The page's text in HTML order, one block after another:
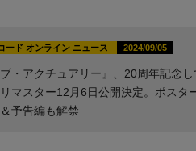
ード オンライン ニュース 2024/09/05
・アクチュアリー』、20周年記念
マスター12月6日公開決定。ポスタ
予告編も解禁